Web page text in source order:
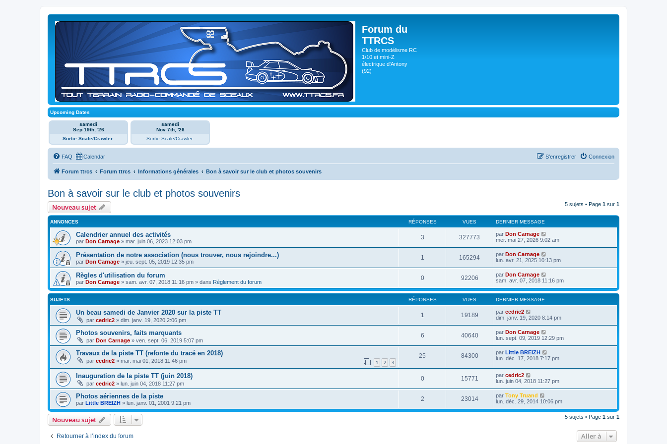
Forum du
TTRCS
Club de modélisme RC
1/10 et mini-Z
électrique d'Antony
(92)
Upcoming Dates
samedi
Sep 19th, '26
Sortie Scale/Crawler
samedi
Nov 7th, '26
Sortie Scale/Crawler
FAQ Calendar Connexion
S’enregistrer
Forum ttrcs Forum ttrcs Informations générales Bon à savoir sur le club et photos souvenirs
Bon à savoir sur le club et photos souvenirs
Nouveau sujet 5 sujets • Page 1 sur 1
ANNONCES RÉPONSES VUES DERNIER MESSAGE
Calendrier annuel des activités
par Don Carnage » mar. juin 06, 2023 12:03 pm
3 327773 par Don Carnage
mer. mai 27, 2026 9:02 am
Présentation de notre association (nous trouver, nous rejoindre...)
par Don Carnage » jeu. sept. 05, 2019 12:35 pm
1 165294 par Don Carnage
lun. avr. 21, 2025 10:13 pm
Règles d'utilisation du forum
par Don Carnage » sam. avr. 07, 2018 11:16 pm » dans Règlement du forum
0 92206 par Don Carnage
sam. avr. 07, 2018 11:16 pm
SUJETS RÉPONSES VUES DERNIER MESSAGE
Un beau samedi de Janvier 2020 sur la piste TT
par cedric2 » dim. janv. 19, 2020 2:06 pm
1 19189 par cedric2
dim. janv. 19, 2020 8:14 pm
Photos souvenirs, faits marquants
par Don Carnage » ven. sept. 06, 2019 5:07 pm
6 40640 par Don Carnage
lun. sept. 09, 2019 12:29 pm
Travaux de la piste TT (refonte du tracé en 2018)
par cedric2 » mar. mai 01, 2018 11:46 pm 1 2 3
25 84300 par Little BREIZH
lun. déc. 17, 2018 7:17 pm
Inauguration de la piste TT (juin 2018)
par cedric2 » lun. juin 04, 2018 11:27 pm
0 15771 par cedric2
lun. juin 04, 2018 11:27 pm
Photos aériennes de la piste
par Little BREIZH » lun. janv. 01, 2001 9:21 pm
2 23014 par Tony Truand
lun. déc. 29, 2014 10:06 pm
Nouveau sujet 5 sujets • Page 1 sur 1
Retourner à l’index du forum Aller à